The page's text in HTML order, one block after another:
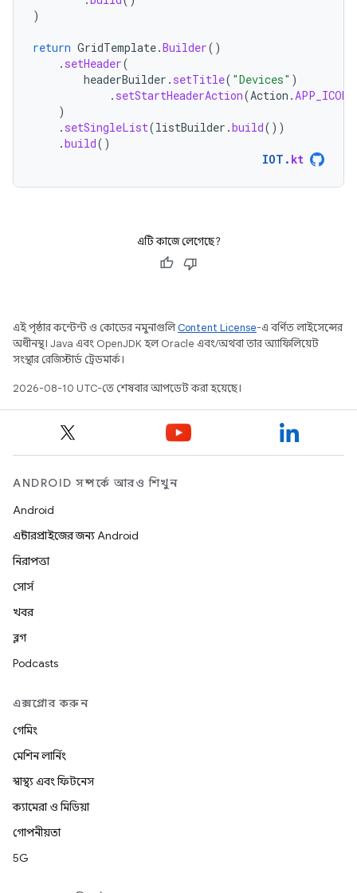
)
return GridTemplate.Builder()
. setHeader(
headerBuilder . setTitle( "Devices" )
. setStartHeaderAction(Action .APP_ICON
)
. setSingleList(listBuilder .build())
.build()
IOT . kt
এটি কাজে লেগেছে?
এই পৃষ্ঠার কন্টেন্ট ও কোডের নমুনাগুলিContent License-এ বর্ণিত লাইসেন্সের
অধীনস্থ। Java এবং OpenJDK হল Oracle এবং/অথবা তার অ্যাফিলিয়েট
সংস্থার রেজিস্টার্ড ট্রেডমার্ক।
2026-08-10 UTC-তে শেষবার আপডেট করা হয়েছে।
ANDROID সম্পর্কে আরও শিখুন
Android
এন্টারপ্রাইজের জন্য Android
নিরাপত্তা
সোর্স
খবর
ব্লগ
Podcasts
এক্সপ্লোর করুন
গেমিং
মেশিন লার্নিং
স্বাস্থ্য এবং ফিটনেস
ক্যামেরা ও মিডিয়া
গোপনীয়তা
5G